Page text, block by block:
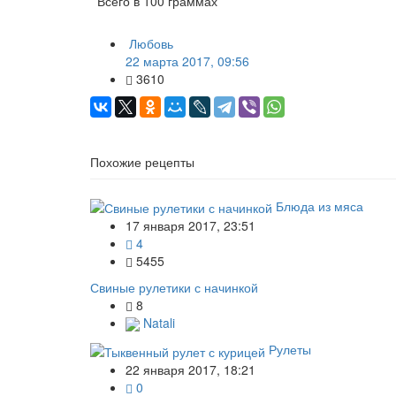
Любовь
22 марта 2017, 09:56
3610
Похожие рецепты
Блюда из мяса
17 января 2017, 23:51
4
5455
Свиные рулетики с начинкой
8
Natali
Рулеты
22 января 2017, 18:21
0